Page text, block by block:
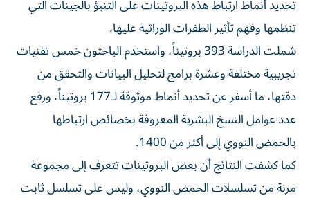
تحديد أنماط ارتباط هذه البروتينات على التنبؤ بالجينات التي
تنظمها وفهم تأثير الطفرات الوراثية عليها.
شملت الدراسة 393 بروتيناً، واستخدم الباحثون خمس تقنيات
تجريبية مختلفة وعشرة برامج لتحليل البيانات والتحقق من
دقتها، ما أسفر عن تحديد أنماط موثوقة لـ177 بروتيناً، ورفع
عدد عوامل النسخ البشرية المعروفة بخصائص ارتباطها
بالحمض النووي إلى أكثر من 1400.
كما كشفت النتائج أن بعض البروتينات تتعرف إلى مجموعة
مرنة من تسلسلات الحمض النووي، وليس على تسلسل ثابت